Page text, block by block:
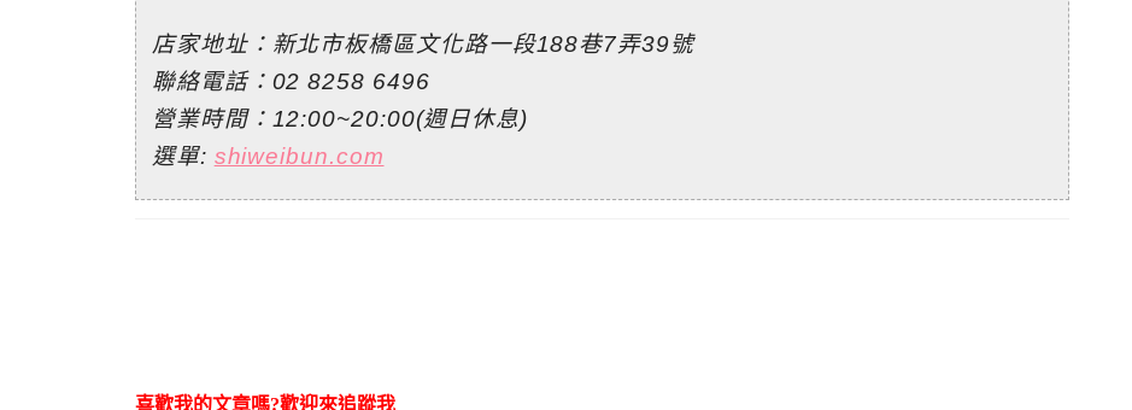
店家地址：新北市板橋區文化路一段188巷7弄39號
聯絡電話： 02 8258 6496
營業時間：12:00~20:00(週日休息)
選單: shiweibun.com
喜歡我的文章嗎?歡迎來追蹤我